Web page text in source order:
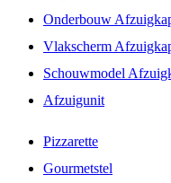
Onderbouw
Vlakscherm
Schouwmodel
Afzuigunit
Pizzarette
Gourmetstel